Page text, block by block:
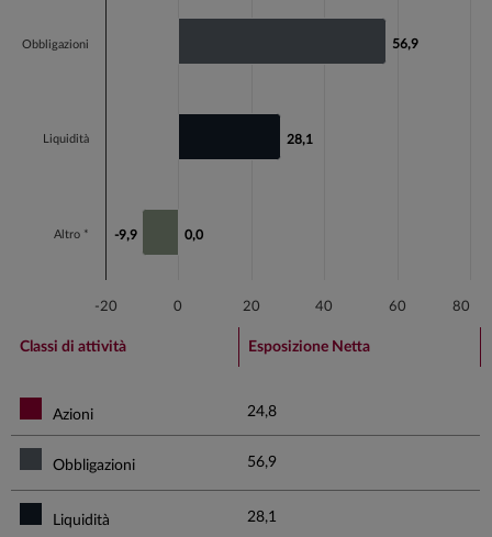
The chart has 1 Y axis displaying values. Data ranges
0,0
0,0
56,9
56,9
28,1
28,1
-9,9
-9,9
-20 0 20 40 60 80
Obbligazioni
Liquidità
Altro *
End of interactive chart.
Classi di attività Esposizione Netta
Azioni 24,8
Obbligazioni 56,9
Liquidità 28,1